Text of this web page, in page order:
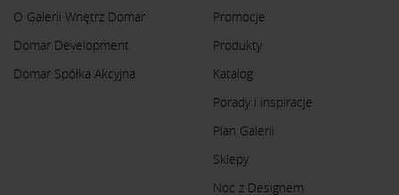
O Galerii Wnętrz Domar
Domar Development
Domar Spółka Akcyjna
Promocje
Produkty
Katalog
Porady i inspiracje
Plan Galerii
Sklepy
Noc z Designem